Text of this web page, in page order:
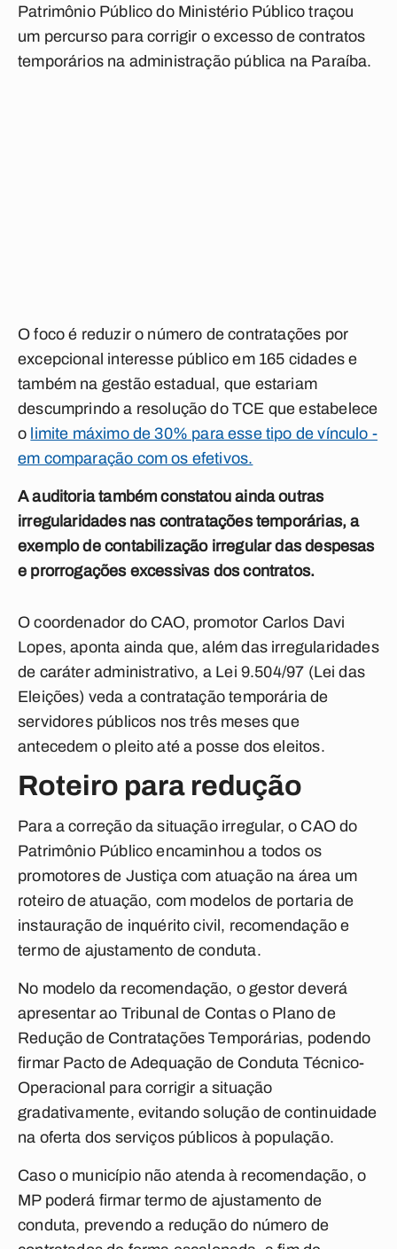
Patrimônio Público do Ministério Público traçou
um percurso para corrigir o excesso de contratos
temporários na administração pública na Paraíba.
O foco é reduzir o número de contratações por
excepcional interesse público em 165 cidades e
também na gestão estadual, que estariam
descumprindo a resolução do TCE que estabelece
o limite máximo de 30% para esse tipo de vínculo -
em comparação com os efetivos.
A auditoria também constatou ainda outras
irregularidades nas contratações temporárias, a
exemplo de contabilização irregular das despesas
e prorrogações excessivas dos contratos.
O coordenador do CAO, promotor Carlos Davi
Lopes, aponta ainda que, além das irregularidades
de caráter administrativo, a Lei 9.504/97 (Lei das
Eleições) veda a contratação temporária de
servidores públicos nos três meses que
antecedem o pleito até a posse dos eleitos.
Roteiro para redução
Para a correção da situação irregular, o CAO do
Patrimônio Público encaminhou a todos os
promotores de Justiça com atuação na área um
roteiro de atuação, com modelos de portaria de
instauração de inquérito civil, recomendação e
termo de ajustamento de conduta.
No modelo da recomendação, o gestor deverá
apresentar ao Tribunal de Contas o Plano de
Redução de Contratações Temporárias, podendo
firmar Pacto de Adequação de Conduta Técnico-
Operacional para corrigir a situação
gradativamente, evitando solução de continuidade
na oferta dos serviços públicos à população.
Caso o município não atenda à recomendação, o
MP poderá firmar termo de ajustamento de
conduta, prevendo a redução do número de